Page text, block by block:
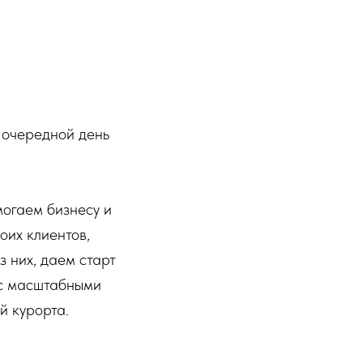
день
бизнесу и
клиентов,
них, даем старт
масштабными
курорта.